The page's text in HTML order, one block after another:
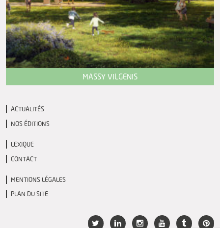
MASSY VILGENIS
ACTUALITÉS
NOS ÉDITIONS
LEXIQUE
CONTACT
MENTIONS LÉGALES
PLAN DU SITE